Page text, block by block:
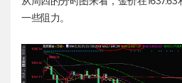
一些阻力。